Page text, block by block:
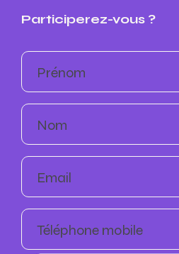
Participerez-vous ?
Prénom
Nom
Email
Téléphone mobile